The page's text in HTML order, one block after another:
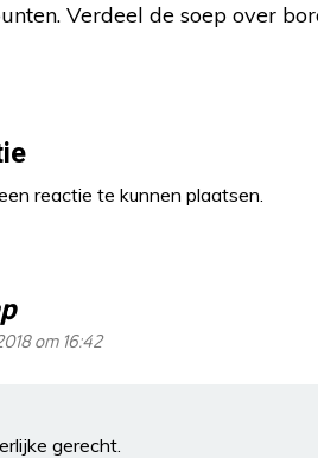
Verdeel de soep over
reactie te kunnen plaatsen.
om 16:42
gerecht.